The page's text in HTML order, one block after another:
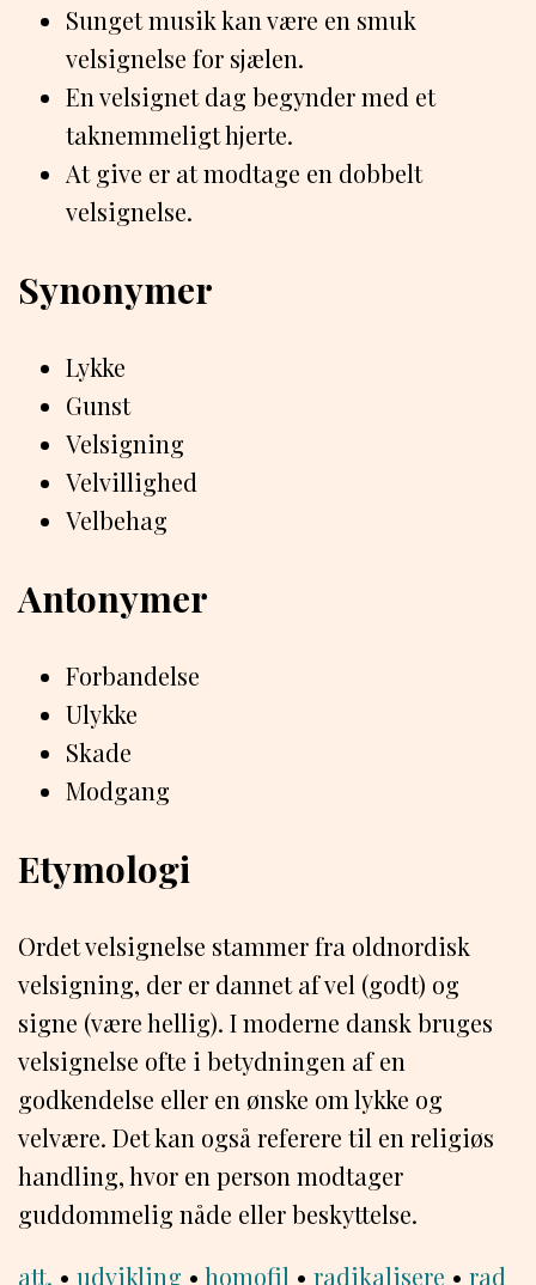
Sunget musik kan være en smuk
velsignelse for sjælen.
En velsignet dag begynder med et
taknemmeligt hjerte.
At give er at modtage en dobbelt
velsignelse.
Synonymer
Lykke
Gunst
Velsigning
Velvillighed
Velbehag
Antonymer
Forbandelse
Ulykke
Skade
Modgang
Etymologi
Ordet velsignelse stammer fra oldnordisk
velsigning, der er dannet af vel (godt) og
signe (være hellig). I moderne dansk bruges
velsignelse ofte i betydningen af en
godkendelse eller en ønske om lykke og
velvære. Det kan også referere til en religiøs
handling, hvor en person modtager
guddommelig nåde eller beskyttelse.
att. • udvikling • homofil • radikalisere • rad